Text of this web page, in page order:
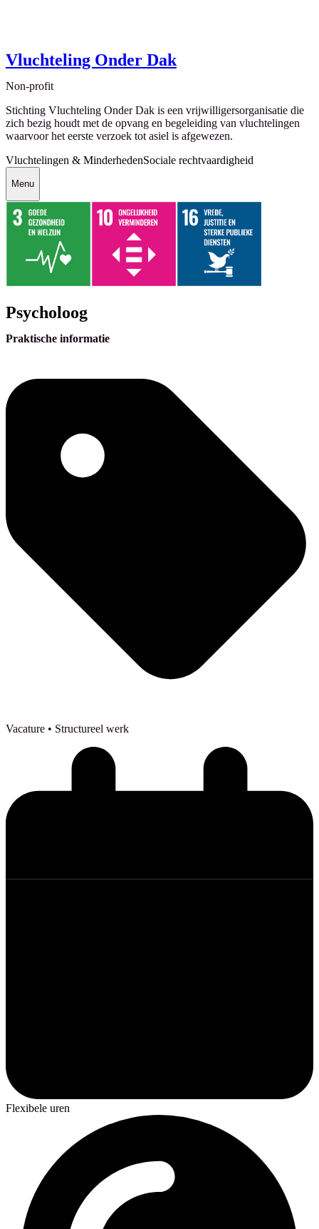
Vluchteling Onder Dak
Non-profit
Stichting Vluchteling Onder Dak is een vrijwilligersorganisatie die
zich bezig houdt met de opvang en begeleiding van vluchtelingen
waarvoor het eerste verzoek tot asiel is afgewezen.
Vluchtelingen & MinderhedenSociale rechtvaardigheid
Menu
Psycholoog
Praktische informatie
Vacature • Structureel werk
Flexibele uren